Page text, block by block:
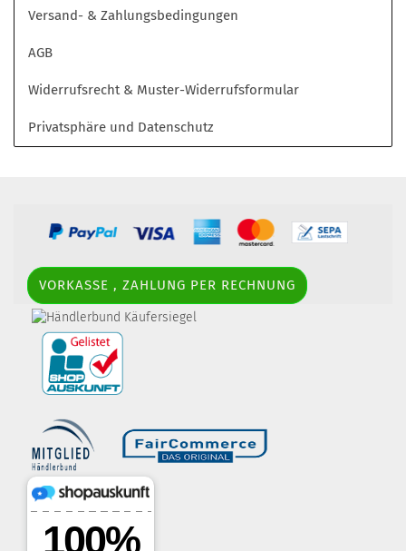
Versand- & Zahlungsbedingungen
AGB
Widerrufsrecht & Muster-Widerrufsformular
Privatsphäre und Datenschutz
VORKASSE , ZAHLUNG PER RECHNUNG